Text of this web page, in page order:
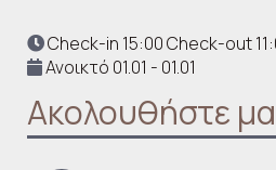
Check-in 15:00 Check-out
Ανοικτό 01.01 - 01.01
Ακολουθήστε